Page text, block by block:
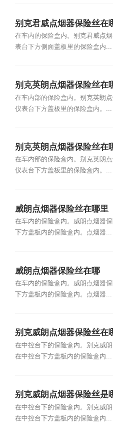
别克君威点烟器保险丝在
在车内的保险盒内。别克君威点
表台下方侧面盖板里的保险盒内...
别克英朗点烟器保险丝在
在车内部的保险盒内。别克英朗
仪表台下方盖板里的保险盒内。...
别克英朗点烟器保险丝在
在车内部的保险盒内。别克英朗
仪表台下方盖板里的保险盒内。...
威朗点烟器保险丝在哪里
在车内的保险盒内。威朗点烟器
下方盖板内的保险盒内。点烟器...
威朗点烟器保险丝在哪
在车内的保险盒内。威朗点烟器
下方盖板内的保险盒内。点烟器...
别克威朗点烟器保险丝在
在中控台下的保险盒内。别克威
在中控台下方盖板内的保险盒内...
别克威朗点烟器保险丝是
在中控台下的保险盒内。别克威
在中控台下方盖板内的保险盒内...